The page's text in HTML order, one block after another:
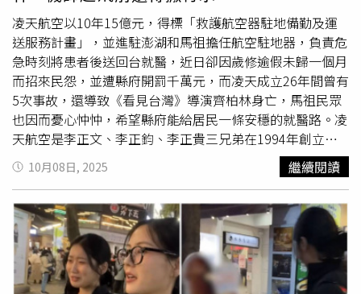
上面對比較鬆浪的選手啊，或是面對比較激進一點的選手，
如何去做一個心態上面的調整跟平衡，是很重要的一件事
情。然而，當她擔任 Poker Queen 隊長時，她又必須承接
來自隊員們的壓力。她就像一位媽媽的性格，比較喜歡take
care所有人，因此隊員們遇到不開心的事情時，大多會來找
她。所幸，凱莉過去曾擔任過台北市觀光巴士的車輔人員隊
長，對於做團體的 leader 這件事情，我已經就是很習慣
了。隊長最難的任務：不是打牌，而是「訂餐廳」擔任隊長
對凱莉來說，困難的部分有些出乎意料。她笑說：「訂餐
廳！想大家要吃什麼！我們有 11 個女生，我每次要訂餐廳
真的都是非常的困難」。不過，回歸嚴肅層面，她認為最困
難的在於女生跟女生中間的那個調劑。由於女生的團體比較
多一些心裡面的情緒，不像男生團體般直來直往。而身為隊
長，她也必須設法做到怎麼樣讓公司也滿意跟團員們也心甘
凌天航空以10年15億元，得標「救護航空器駐地備勤及運
送服務計畫」，並進駐澎湖和馬祖擔任航空駐地器，負責危
急時刻將患者後送回台就醫，近日卻因歲修逾假未歸一個月
而招來民怨，並遭縣府開罰千萬元，而凌天成立26年間曾有
5次事故，還導致《看見台灣》導演齊柏林身亡，馬祖民眾
也因而憂心忡忡，希望縣府能給居民一條安穩的就醫路。凌
天航空是李正文、李正鈞、李正貴三兄弟在1994年創立，
由大哥負責決策，
處理國外技術，三弟則是對外業務，
早年業務主要是清洗台灣電力公司及各民營電力公司輸電線
路的絕緣礙子，以及專業空中攝影服務。凌天航空近年的重
點則放在航空駐地器，帶貴婦團參觀阿帕契直升機的前陸軍
航空特戰指揮部601旅中隊副隊長勞乃成，退伍後也於2018
年開始凌天服務，改飛醫療直升機，並曾到義大利受訓。
《看見台灣》導演齊柏林多次搭乘凌天航空直升機拍攝，卻
10月08日, 2025 繼續閱讀